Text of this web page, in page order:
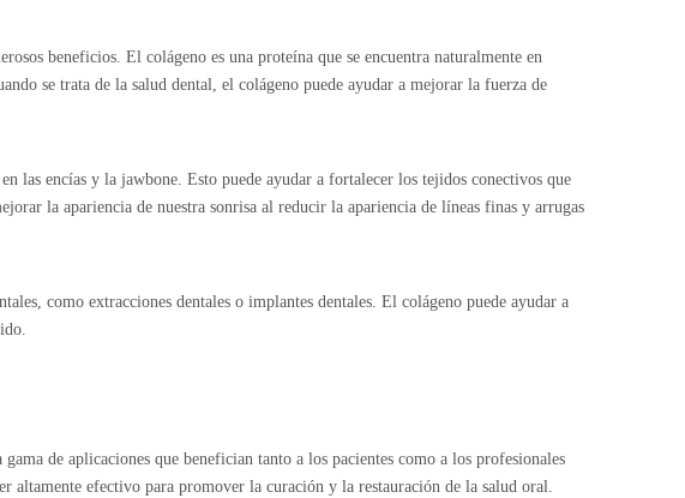
beneficios. El colágeno es una proteína que se encuentra naturalmente en
se trata de la salud dental, el colágeno puede ayudar a mejorar la fuerza de
las encías y la jawbone. Esto puede ayudar a fortalecer los tejidos conectivos que
la apariencia de nuestra sonrisa al reducir la apariencia de líneas finas y arrugas
como extracciones dentales o implantes dentales. El colágeno puede ayudar a
de aplicaciones que benefician tanto a los pacientes como a los profesionales
altamente efectivo para promover la curación y la restauración de la salud oral.